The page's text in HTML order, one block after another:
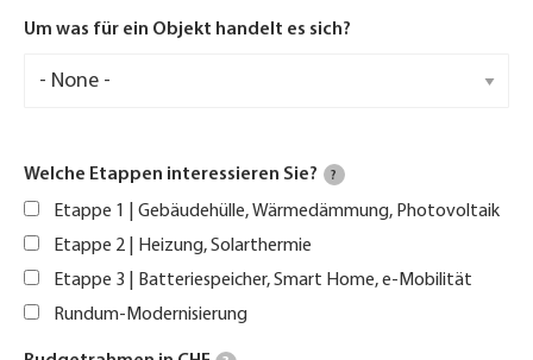
Um was für ein Objekt handelt es sich?
Welche Etappen interessieren Sie? ?
Etappe 1 | Gebäudehülle, Wärmedämmung, Photovoltaik
Etappe 2 | Heizung, Solarthermie
Etappe 3 | Batteriespeicher, Smart Home, e-Mobilität
Rundum-Modernisierung